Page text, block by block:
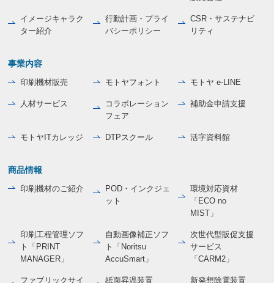
イメージキャラク
ター紹介
行動計画・プライ
バシーポリシー
CSR・サステナビ
リティ
事業内容
印刷機材販売 モトヤフォント モトヤ e-LINE
人材サービス
コラボレーション
フェア
補助金申請支援
モトヤITカレッジ DTPスクール 活字資料館
商品情報
印刷機材のご紹介
POD・インクジェ
ット
環境対応資材
「ECO no
MIST」
印刷工程管理ソフ
ト「PRINT
MANAGER」
自動画像補正ソフ
ト「Noritsu
AccuSmart」
次世代型販促支援
サービス
「CARM2」
ファブリックサイ 紙面昇温装置 新発想除電装置